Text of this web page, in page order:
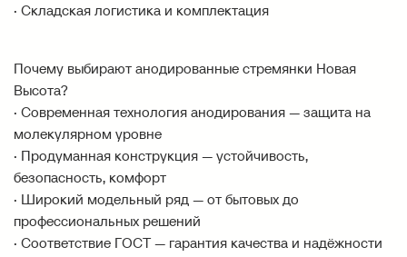
· Складская логистика и комплектация
Почему выбирают анодированные стремянки Новая
Высота?
· Современная технология анодирования — защита на
молекулярном уровне
· Продуманная конструкция — устойчивость,
безопасность, комфорт
· Широкий модельный ряд — от бытовых до
профессиональных решений
· Соответствие ГОСТ — гарантия качества и надёжности